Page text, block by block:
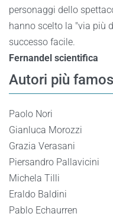
personaggi dello
hanno scelto la "via più
successo facile.
Fernandel scientifica
Autori più
Paolo Nori
Gianluca Morozzi
Grazia Verasani
Piersandro Pallavicini
Michela Tilli
Eraldo Baldini
Pablo Echaurren